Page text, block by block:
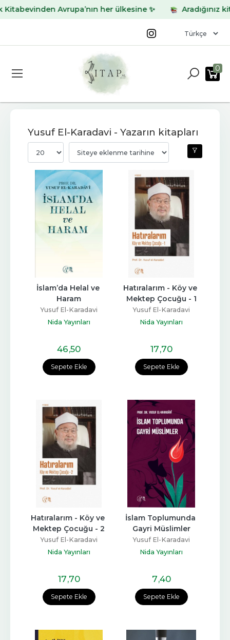
Avrupa’nın her ülkesine ✨ Aradığınız kitabı
0
Yusuf El-Karadavi - Yazarın kitapları
Sepete Ekle
İslam’da Helal ve
Haram
Yusuf El-Karadavi
Nida Yayınları
46,50
Sepete Ekle
Hatıralarım - Köy ve
Mektep Çocuğu - 1
Yusuf El-Karadavi
Nida Yayınları
17,70
Sepete Ekle
Hatıralarım - Köy ve
Mektep Çocuğu - 2
Yusuf El-Karadavi
Nida Yayınları
17,70
Sepete Ekle
İslam Toplumunda
Gayri Müslimler
Yusuf El-Karadavi
Nida Yayınları
7,40